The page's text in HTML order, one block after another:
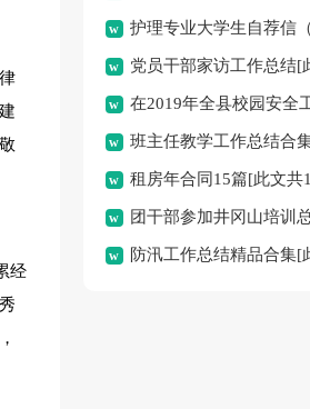
经
护理专业大学生自荐信
2219字]
党员干部家访工作总结[
在2019年全县校园安全
[此文共5685字]
班主任教学工作总结合
22386字]
租房年合同15篇[此文共
团干部参加井冈山培训
字] 防汛工作总结精品合集[